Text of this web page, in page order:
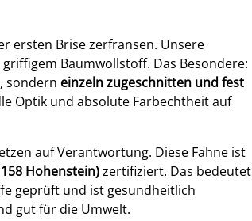
ersten Brise zerfransen. Unsere
Baumwollstoff. Das Besondere:
sondern einzeln zugeschnitten und fest
Optik und absolute Farbechtheit auf
auf Verantwortung. Diese Fahne ist
Hohenstein)zertifiziert. Das bedeutet
geprüft und ist gesundheitlich
gut für die Umwelt.